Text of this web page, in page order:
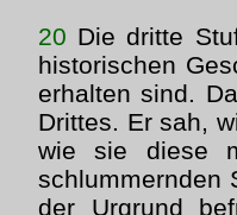
20 Die dritte
historischen
erhalten sind.
Drittes. Er sah,
wie sie diese
schlummernden
der Urgrund